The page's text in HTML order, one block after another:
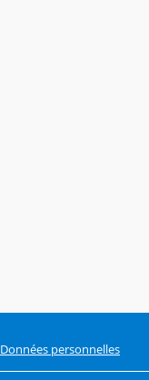
Données personnelles